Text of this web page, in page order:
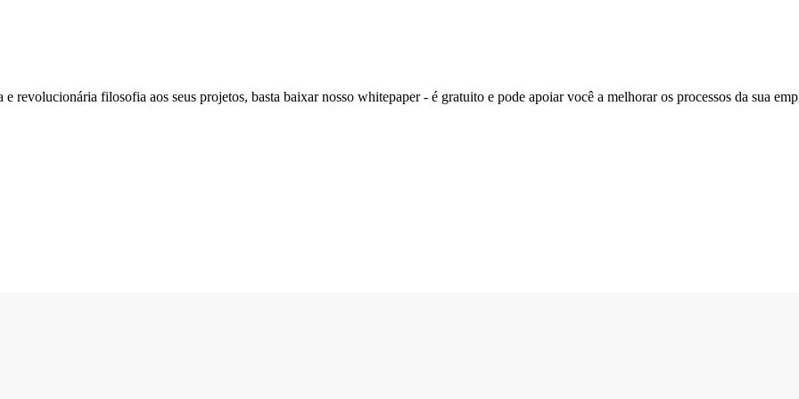
revolucionária filosofia aos seus projetos, basta baixar nosso whitepaper - é gratuito e pode apoiar você a melhorar os processos da sua